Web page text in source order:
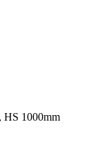
HS 1000mm